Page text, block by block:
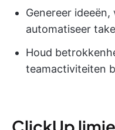
Genereer ideeën,
automatiseer
Houd
teamactiviteiten